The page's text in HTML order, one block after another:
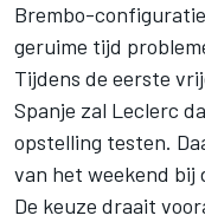
Brembo-
geruime tijd
Tijdens de eerste
Spanje zal Leclerc
opstelling testen.
van het weekend
De keuze draait